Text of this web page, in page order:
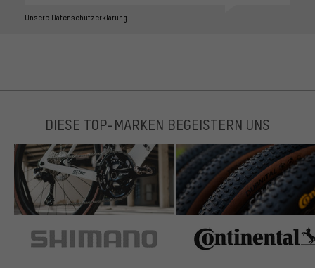
Unsere Datenschutzerklärung
DIESE TOP-MARKEN BEGEISTERN UNS